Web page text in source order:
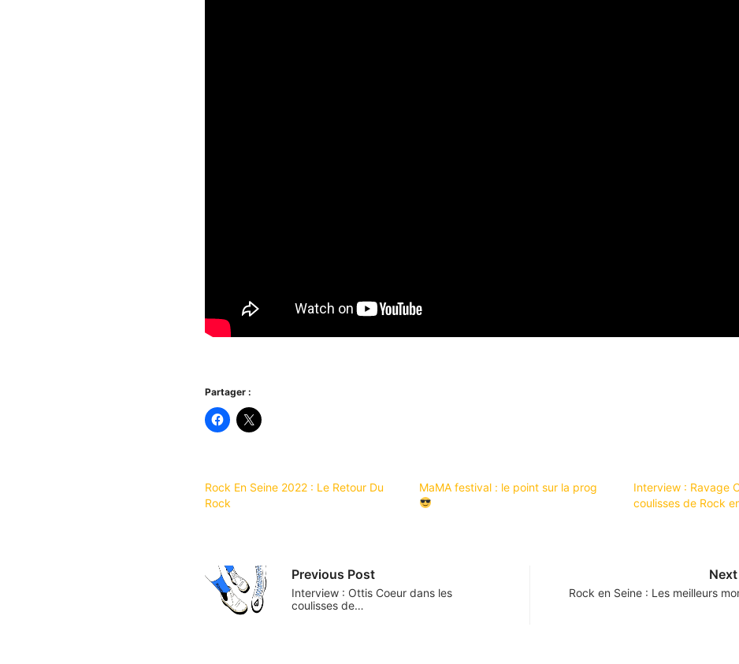
Partager :
Rock En Seine 2022 : Le Retour Du
Rock
MaMA festival : le point sur la prog
Interview : Ravage
coulisses de Rock
Previous Post
Interview : Ottis Coeur dans les
coulisses de…
Rock en Seine : Les meilleurs